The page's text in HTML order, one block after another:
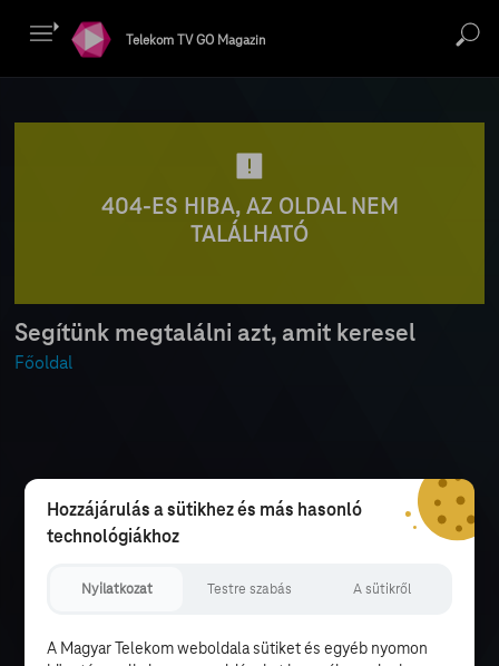
Telekom TV GO Magazin
404-ES HIBA, AZ OLDAL NEM
TALÁLHATÓ
Segítünk megtalálni azt, amit keresel
Főoldal
Hozzájárulás a sütikhez és más hasonló
technológiákhoz
Nyilatkozat Testre szabás A sütikről
A Magyar Telekom weboldala sütiket és egyéb nyomon